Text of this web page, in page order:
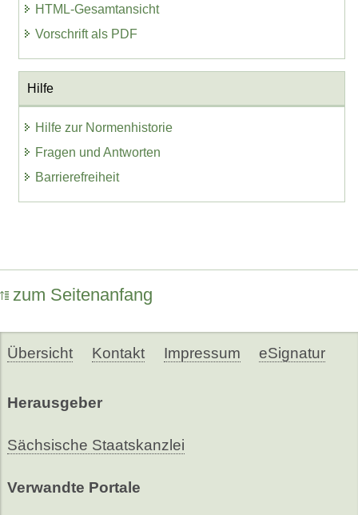
HTML-Gesamtansicht
Vorschrift als PDF
Hilfe
Hilfe zur Normenhistorie
Fragen und Antworten
Barrierefreiheit
zum Seitenanfang
Übersicht Kontakt Impressum eSignatur
Herausgeber
Sächsische Staatskanzlei
Verwandte Portale